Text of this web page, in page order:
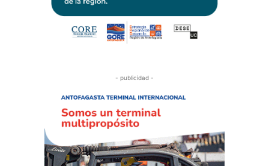
- publicidad -